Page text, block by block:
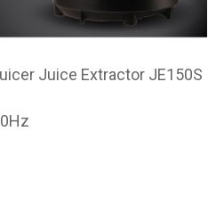
Juice Extractor JE150S